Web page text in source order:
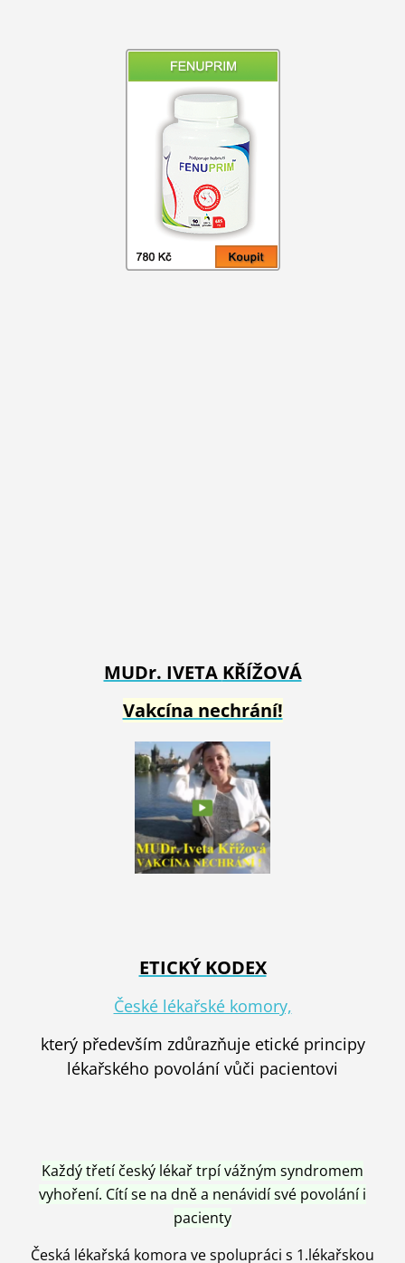
MUDr. IVETA KŘÍŽOVÁ
Vakcína nechrání!
ETICKÝ KODEX
České lékařské komory,
který především zdůrazňuje etické principy
lékařského povolání vůči pacientovi
Každý třetí český lékař trpí vážným syndromem
vyhoření. Cítí se na dně a nenávidí své povolání i
pacienty
Česká lékařská komora ve spolupráci s 1.lékařskou